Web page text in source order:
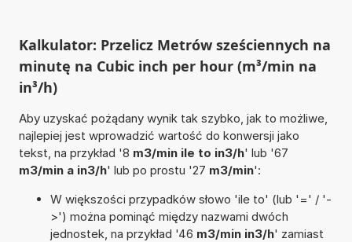
Kalkulator: Przelicz Metrów sześciennych na
minutę na Cubic inch per hour (m³/min na
in³/h)
Aby uzyskać pożądany wynik tak szybko, jak to możliwe,
najlepiej jest wprowadzić wartość do konwersji jako
tekst, na przykład '8 m3/min ile to in3/h' lub '67
m3/min a in3/h' lub po prostu '27 m3/min':
W większości przypadków słowo 'ile to' (lub '=' / '-
>') można pominąć między nazwami dwóch
jednostek, na przykład '46 m3/min in3/h' zamiast